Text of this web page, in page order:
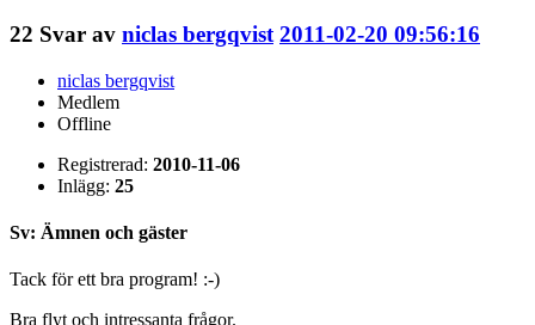
22 Svar av niclas bergqvist 2011-02-20 09:56:16
niclas bergqvist
Medlem
Offline
Registrerad: 2010-11-06
Inlägg: 25
Sv: Ämnen och gäster
Tack för ett bra program! :-)
Bra flyt och intressanta frågor.